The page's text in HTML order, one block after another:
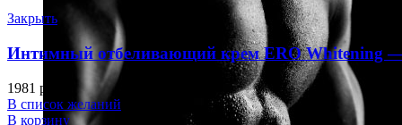
Закрыть
Интимный отбеливающий крем ERO Whitening
1981 р.
В список желаний
В корзину